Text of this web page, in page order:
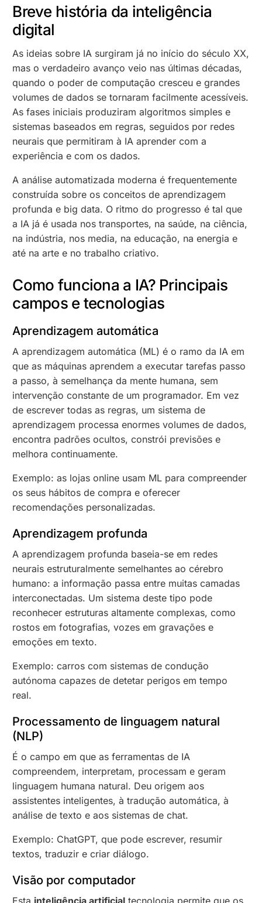
Breve história da inteligência
digital
As ideias sobre IA surgiram já no início do século XX,
mas o verdadeiro avanço veio nas últimas décadas,
quando o poder de computação cresceu e grandes
volumes de dados se tornaram facilmente acessíveis.
As fases iniciais produziram algoritmos simples e
sistemas baseados em regras, seguidos por redes
neurais que permitiram à IA aprender com a
experiência e com os dados.
A análise automatizada moderna é frequentemente
construída sobre os conceitos de aprendizagem
profunda e big data. O ritmo do progresso é tal que
a IA já é usada nos transportes, na saúde, na ciência,
na indústria, nos media, na educação, na energia e
até na arte e no trabalho criativo.
Como funciona a IA? Principais
campos e tecnologias
Aprendizagem automática
A aprendizagem automática (ML) é o ramo da IA em
que as máquinas aprendem a executar tarefas passo
a passo, à semelhança da mente humana, sem
intervenção constante de um programador. Em vez
de escrever todas as regras, um sistema de
aprendizagem processa enormes volumes de dados,
encontra padrões ocultos, constrói previsões e
melhora continuamente.
Exemplo: as lojas online usam ML para compreender
os seus hábitos de compra e oferecer
recomendações personalizadas.
Aprendizagem profunda
A aprendizagem profunda baseia-se em redes
neurais estruturalmente semelhantes ao cérebro
humano: a informação passa entre muitas camadas
interconectadas. Um sistema deste tipo pode
reconhecer estruturas altamente complexas, como
rostos em fotografias, vozes em gravações e
emoções em texto.
Exemplo: carros com sistemas de condução
autónoma capazes de detetar perigos em tempo
real.
Processamento de linguagem natural
(NLP)
É o campo em que as ferramentas de IA
compreendem, interpretam, processam e geram
linguagem humana natural. Deu origem aos
assistentes inteligentes, à tradução automática, à
análise de texto e aos sistemas de chat.
Exemplo: ChatGPT, que pode escrever, resumir
textos, traduzir e criar diálogo.
Visão por computador
Esta inteligência artificial tecnologia permite que os